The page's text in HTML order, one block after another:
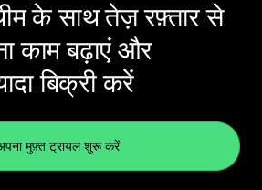
के साथ तेज़ रफ़्तार से
काम बढ़ाएं और
बिक्री करें
मुफ़्त ट्रायल शुरू करें